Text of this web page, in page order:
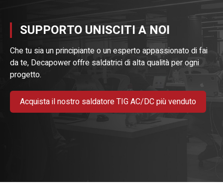
SUPPORTO UNISCITI A NOI
Che tu sia un principiante o un esperto appassionato di fai
da te, Decapower offre saldatrici di alta qualità per ogni
progetto.
Acquista il nostro saldatore TIG AC/DC più venduto